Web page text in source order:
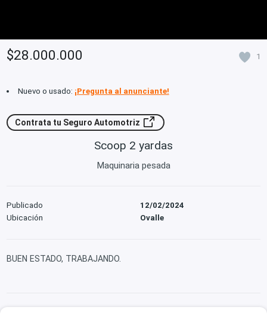
$28.000.000 1
Nuevo o usado: ¡Pregunta al anunciante!
Contrata tu Seguro Automotriz
Scoop 2 yardas
Maquinaria pesada
Publicado
12/02/2024
Ubicación
Ovalle
BUEN ESTADO, TRABAJANDO.